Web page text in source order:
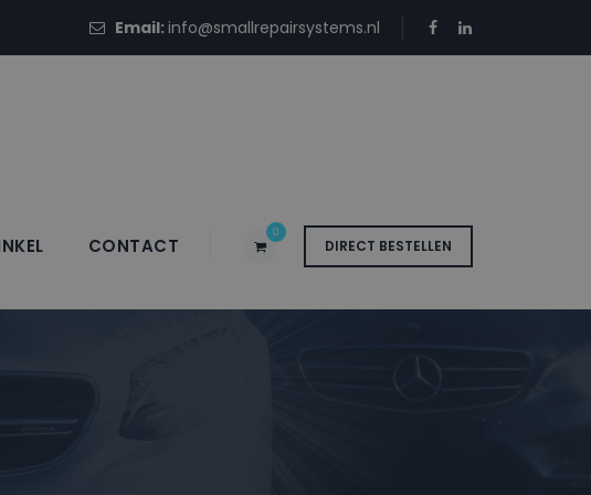
Email:info@smallrepairsystems.nl
DIRECT BESTELLEN
0
CONTACT
KJ MICA GREEN –